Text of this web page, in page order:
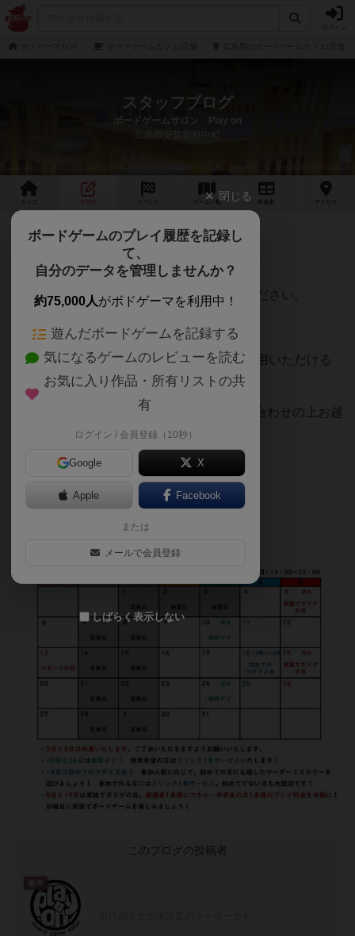
スタッフブログ
ボードゲームサロン Play on
広島県安芸郡府中町
ゲーム 一覧 料金 アクセス
10月のカレンダーです
当店の10月のカレンダーです。
10月2日、3日は休業いたします。ご了承ください。
また、当店の公式ラインにて団体様がご利用いただける
クーポンをお配りしております！
10月限定ですので、ぜひこの機会にお誘い合わせの上お越
しください！
lin.ee/xO6DbfrR
このブログの投稿者
閉じる
ボードゲームのプレイ履歴を記録し
て、
自分のデータを管理しませんか？
約75,000人がボドゲーマを利用中！
遊んだボードゲームを記録する
気になるゲームのレビューを読む
お気に入り作品・所有リストの共
有
ログイン / 会員登録（10秒）
Google X
Apple Facebook
または
メールで会員登録
しばらく表示しない